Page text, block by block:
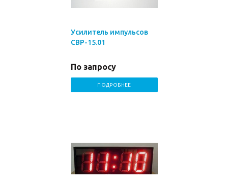
Усилитель импульсов
СВР-15.01
По запросу
ПОДРОБНЕЕ